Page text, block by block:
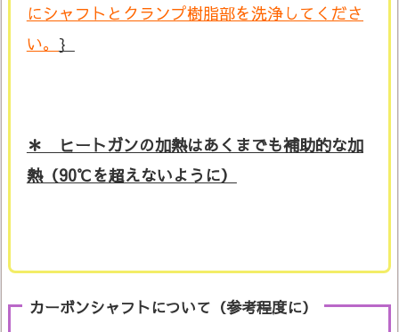
にシャフトとクランプ樹脂部を洗浄してくださ
い。 ｝
＊ ヒートガンの加熱はあくまでも補助的な加
熱（90℃を超えないように）
カーボンシャフトについて（参考程度に）